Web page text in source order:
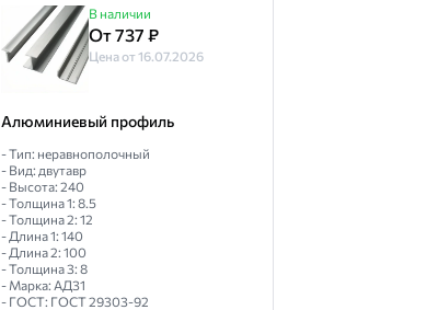
В наличии
От 737 ₽
Цена от 16.07.2026
Алюминиевый профиль
- Тип: неравнополочный
- Вид: двутавр
- Высота: 240
- Толщина 1: 8.5
- Толщина 2: 12
- Длина 1: 140
- Длина 2: 100
- Толщина 3: 8
- Марка: АД31
- ГОСТ: ГОСТ 29303-92